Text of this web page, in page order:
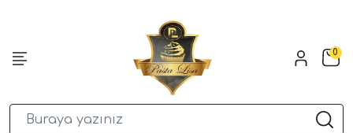
0